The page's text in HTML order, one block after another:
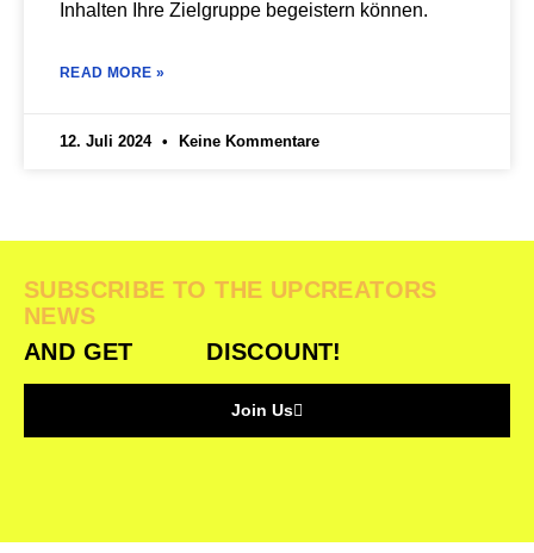
Inhalten Ihre Zielgruppe begeistern können.
READ MORE »
12. Juli 2024 Keine Kommentare
SUBSCRIBE TO THE UPCREATORS
NEWS
AND GET
DISCOUNT!
Join Us